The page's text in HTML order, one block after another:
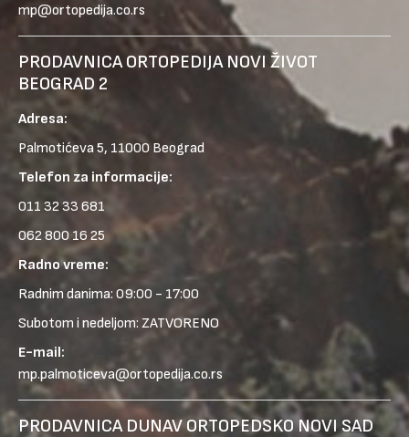
mp@ortopedija.co.rs
PRODAVNICA ORTOPEDIJA NOVI ŽIVOT
BEOGRAD 2
Adresa:
Palmotićeva 5, 11000 Beograd
Telefon za informacije:
011 32 33 681
062 800 16 25
Radno vreme:
Radnim danima: 09:00 - 17:00
Subotom i nedeljom: ZATVORENO
E-mail:
mp.palmoticeva@ortopedija.co.rs
PRODAVNICA DUNAV ORTOPEDSKO NOVI SAD